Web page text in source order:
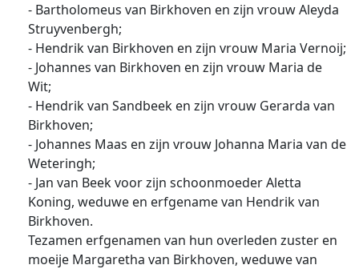
- Bartholomeus van Birkhoven en zijn vrouw Aleyda
Struyvenbergh;
- Hendrik van Birkhoven en zijn vrouw Maria Vernoij;
- Johannes van Birkhoven en zijn vrouw Maria de
Wit;
- Hendrik van Sandbeek en zijn vrouw Gerarda van
Birkhoven;
- Johannes Maas en zijn vrouw Johanna Maria van de
Weteringh;
- Jan van Beek voor zijn schoonmoeder Aletta
Koning, weduwe en erfgename van Hendrik van
Birkhoven.
Tezamen erfgenamen van hun overleden zuster en
moeije Margaretha van Birkhoven, weduwe van